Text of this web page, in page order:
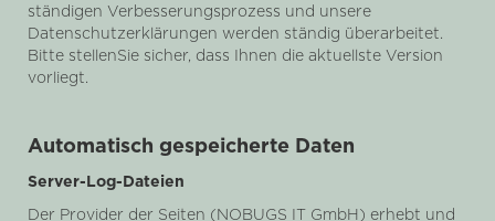
ständigen Verbesserungsprozess und unsere
Datenschutzerklärungen werden ständig überarbeitet.
Bitte stellenSie sicher, dass Ihnen die aktuellste Version
vorliegt.
Automatisch gespeicherte Daten
Server-Log-Dateien
Der Provider der Seiten (NOBUGS IT GmbH) erhebt und